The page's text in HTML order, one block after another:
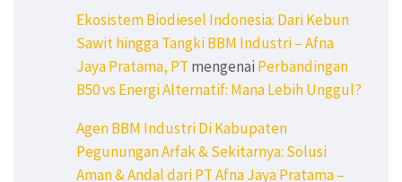
Ekosistem Biodiesel Indonesia: Dari Kebun
Sawit hingga Tangki BBM Industri – Afna
Jaya Pratama, PT mengenai Perbandingan
B50 vs Energi Alternatif: Mana Lebih Unggul?
Agen BBM Industri Di Kabupaten
Pegunungan Arfak & Sekitarnya: Solusi
Aman & Andal dari PT Afna Jaya Pratama –